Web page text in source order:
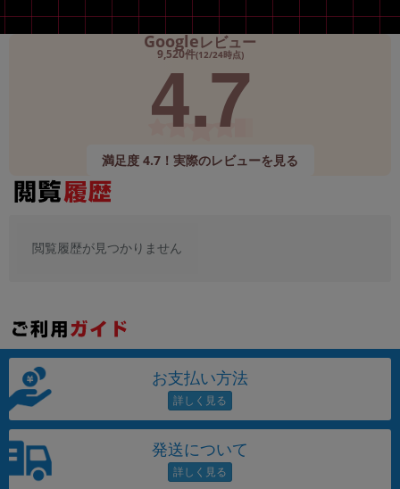
Googleレビュー
9,520件(12/24時点)
4.7
満足度 4.7！実際のレビューを見る
閲覧履歴が見つかりません
お支払い方法
発送について